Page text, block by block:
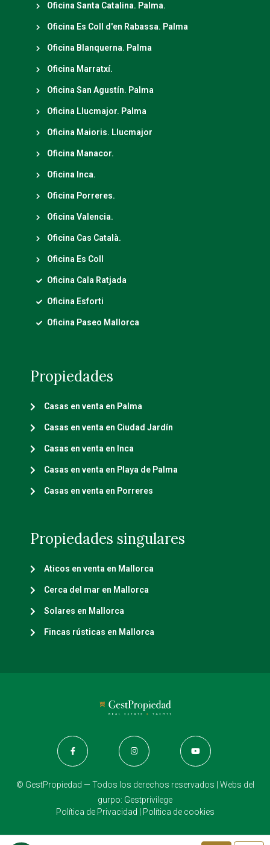
Oficina Santa Catalina. Palma.
Oficina Es Coll d'en Rabassa. Palma
Oficina Blanquerna. Palma
Oficina Marratxí.
Oficina San Agustín. Palma
Oficina Llucmajor. Palma
Oficina Maioris. Llucmajor
Oficina Manacor.
Oficina Inca.
Oficina Porreres.
Oficina Valencia.
Oficina Cas Català.
Oficina Es Coll
Oficina Cala Ratjada
Oficina Esforti
Oficina Paseo Mallorca
Propiedades
Casas en venta en Palma
Casas en venta en Ciudad Jardín
Casas en venta en Inca
Casas en venta en Playa de Palma
Casas en venta en Porreres
Propiedades singulares
Aticos en venta en Mallorca
Cerca del mar en Mallorca
Solares en Mallorca
Fincas rústicas en Mallorca
© GestPropiedad — Todos los derechos reservados | Webs del
gurpo: Gestprivilege
Política de Privacidad
Política de cookies